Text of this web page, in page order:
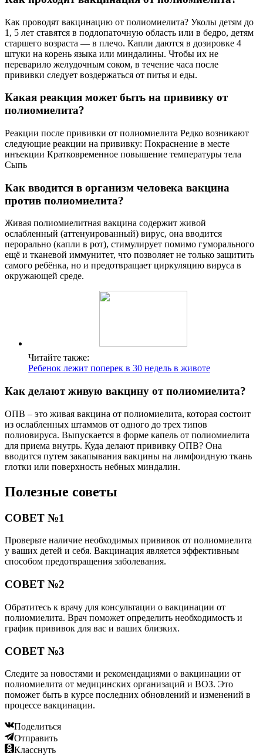
Как проводят вакцинацию от полиомиелита? Уколы детям до
1, 5 лет ставятся в подлопаточную область или в бедро, детям
старшего возраста — в плечо. Капли даются в дозировке 4
штуки на корень языка или миндалины. Чтобы их не
переварило желудочным соком, в течение часа после
прививки следует воздержаться от питья и еды.
Какая реакция может быть на прививку от
полиомиелита?
Реакции после прививки от полиомиелита Редко возникают
следующие реакции на прививку: Покраснение в месте
инъекции Кратковременное повышение температуры тела
Сыпь
Как вводится в организм человека вакцина
против полиомиелита?
Живая полиомиелитная вакцина содержит живой
ослабленный (аттенуированный) вирус, она вводится
перорально (капли в рот), стимулирует помимо гуморального
ещё и тканевой иммунитет, что позволяет не только защитить
самого ребёнка, но и предотвращает циркуляцию вируса в
окружающей среде.
Читайте также:
Ребенок лежит поперек в 30 недель в животе
Как делают живую вакцину от полиомиелита?
ОПВ – это живая вакцина от полиомиелита, которая состоит
из ослабленных штаммов от одного до трех типов
полиовируса. Выпускается в форме капель от полиомиелита
для приема внутрь. Куда делают прививку ОПВ? Она
вводится путем закапывания вакцины на лимфоидную ткань
глотки или поверхность небных миндалин.
Полезные советы
СОВЕТ №1
Проверьте наличие необходимых прививок от полиомиелита
у ваших детей и себя. Вакцинация является эффективным
способом предотвращения заболевания.
СОВЕТ №2
Обратитесь к врачу для консультации о вакцинации от
полиомиелита. Врач поможет определить необходимость и
график прививок для вас и ваших близких.
СОВЕТ №3
Следите за новостями и рекомендациями о вакцинации от
полиомиелита от медицинских организаций и ВОЗ. Это
поможет быть в курсе последних обновлений и изменений в
процессе вакцинации.
Поделиться
Отправить
Класснуть